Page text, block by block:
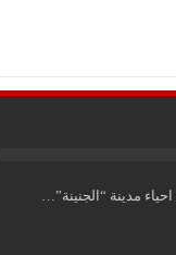
مدينة “الجنينة”…